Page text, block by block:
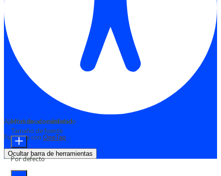
Ajustes de accesibilidad
Funciona con OneTap
Ocultar barra de herramientas
Módulos de contenido
Tamaño de fuente
Por defecto